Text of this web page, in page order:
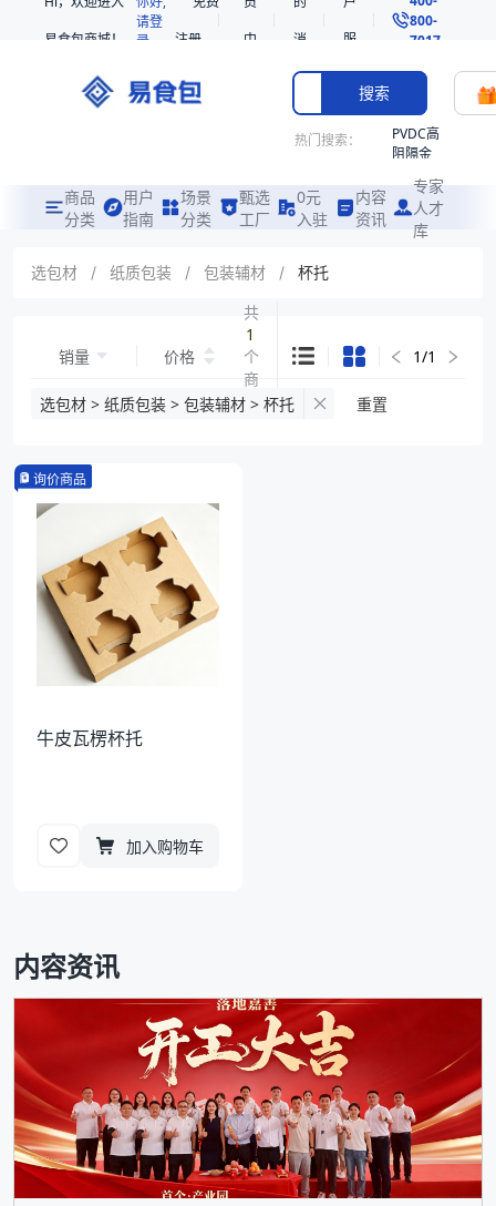
易食包商城！
请登
录
注册
中
消
息
服
务
800-
7017
搜索
热门搜索：
PVDC高
阻隔金
共挤热
收缩袋
221360
商品
分类
用户
指南
场景
分类
甄选
工厂
0元
入驻
内容
资讯
专家
人才
库
选包材 / 纸质包装 / 包装辅材 / 杯托
销量 价格
共
1
个
商
品
1/1
选包材 > 纸质包装 > 包装辅材 > 杯托 重置
询价商品
牛皮瓦楞杯托
加入购物车
内容资讯